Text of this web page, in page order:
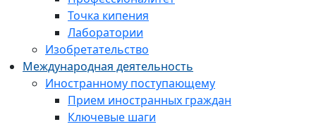
Точка кипения
Лаборатории
Изобретательство
Международная деятельность
Иностранному поступающему
Прием иностранных граждан
Ключевые шаги